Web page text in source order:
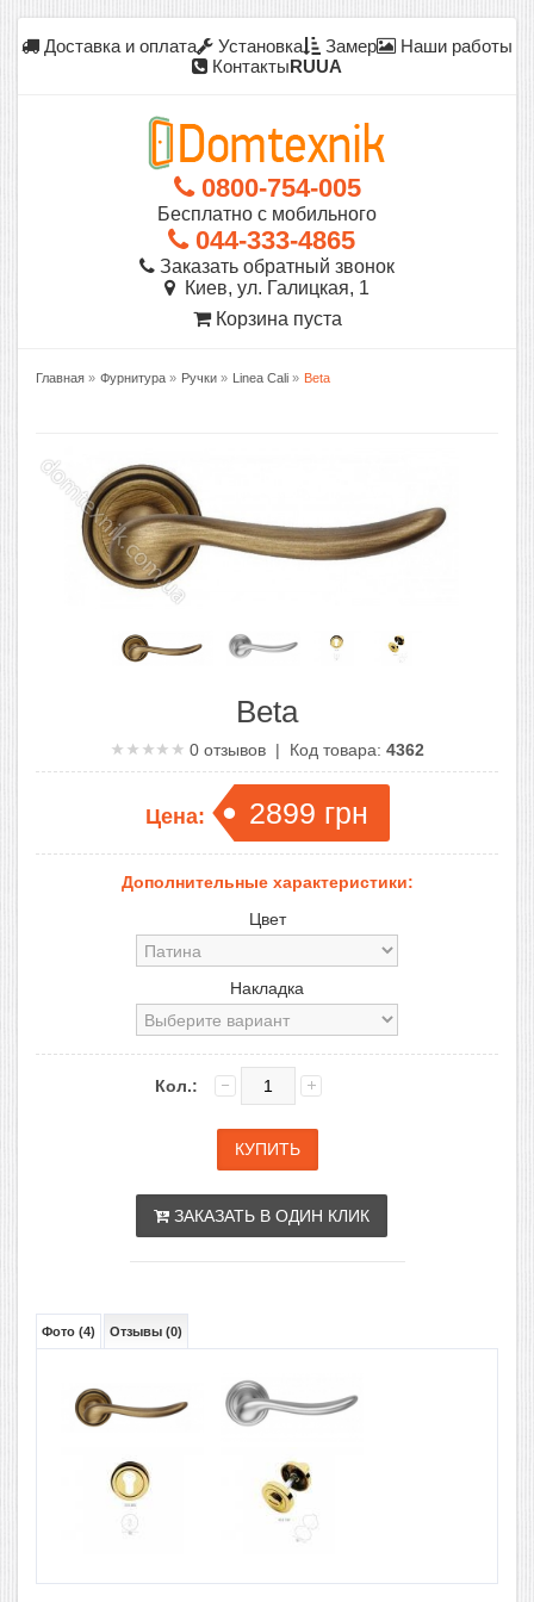
Доставка и оплата Установка Замер
Наши работы
КонтактыRUUA
0800-754-005
Бесплатно с мобильного
044-333-4865
Заказать обратный звонок
Киев, ул. Галицкая, 1
Корзина пуста
Главная » Фурнитура » Ручки » Linea Cali » Beta
Beta
0отзывов | Код товара: 4362
Цена: 2899 грн
Дополнительные характеристики:
Цвет
Накладка
Кол.:
ЗАКАЗАТЬ В ОДИН КЛИК
Фото (4) Отзывы (0)